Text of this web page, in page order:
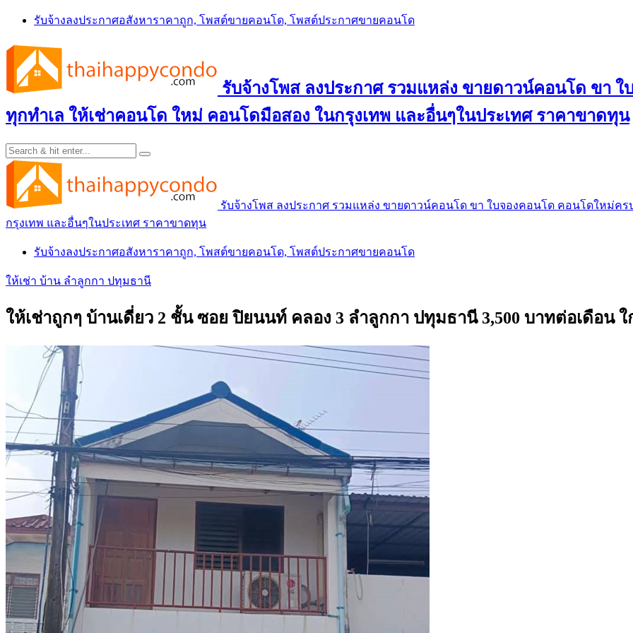
Skip
content
รับจ้างลงประกาศอสังหาราคาถูก, โพสต์ขายคอนโด, โพสต์ประกาศขายคอนโด
รับจ้างโพส ลงประกาศ รวมแหล่ง ขายดาวน์คอนโด ขา
ทุกทำเล ให้เช่าคอนโด ใหม่ คอนโดมือสอง ในกรุงเทพ และอื่นๆในประเทศ ราคาขาดทุน
รับจ้างโพส ลงประกาศ รวมแหล่ง ขายดาวน์คอนโด ขา ใบจองคอนโด คอนโดใหม่ค
กรุงเทพ และอื่นๆในประเทศ ราคาขาดทุน
รับจ้างลงประกาศอสังหาราคาถูก, โพสต์ขายคอนโด, โพสต์ประกาศขายคอนโด
ให้เช่า บ้าน ลำลูกกา ปทุมธานี
ให้เช่าถูกๆ บ้านเดี่ยว 2 ชั้น ซอย ปิยนนท์ คลอง 3 ลำลูกกา ปทุมธานี 3,500 บาทต่อเดือน ใ